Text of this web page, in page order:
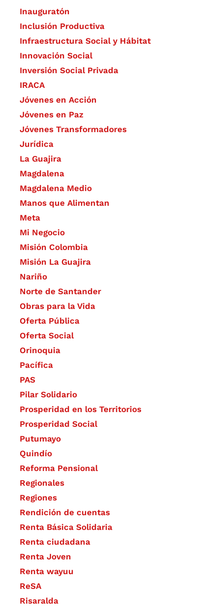
Inauguratón
Inclusión Productiva
Infraestructura Social y Hábitat
​Innovación Social
Inversión Social Privada
IRACA
Jóvenes en Acción
Jóvenes en Paz
Jóvenes Transformadores
Jurídica
La Guajira
Magdalena
Magdalena Medio
Manos que Alimentan
Meta
Mi Negocio
Misión Colombia
Misión La Guajira
Nariño
Norte de Santander
Obras para la Vida
Oferta Pública
Oferta Social​​
Orinoquia
Pacífica
PAS
Pilar Solidario
Prosperidad en los Territorios
Prosperidad Social
Putumayo
Quindío
Reforma Pensional
Regionales
Regiones
Rendición de cuentas
Renta Básica Solidaria
Renta ciudadana
Renta Joven
Renta wayuu
ReSA
Risaralda